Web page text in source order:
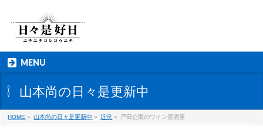
MENU
山本尚の日々是更新中
HOME » 山本尚の日々是更新中 » 近況 » 戸田公園のワイン居酒屋